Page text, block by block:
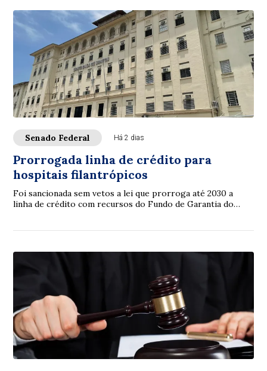
Senado Federal Há 2 dias
Prorrogada linha de crédito para
hospitais filantrópicos
Foi sancionada sem vetos a lei que prorroga até 2030 a
linha de crédito com recursos do Fundo de Garantia do